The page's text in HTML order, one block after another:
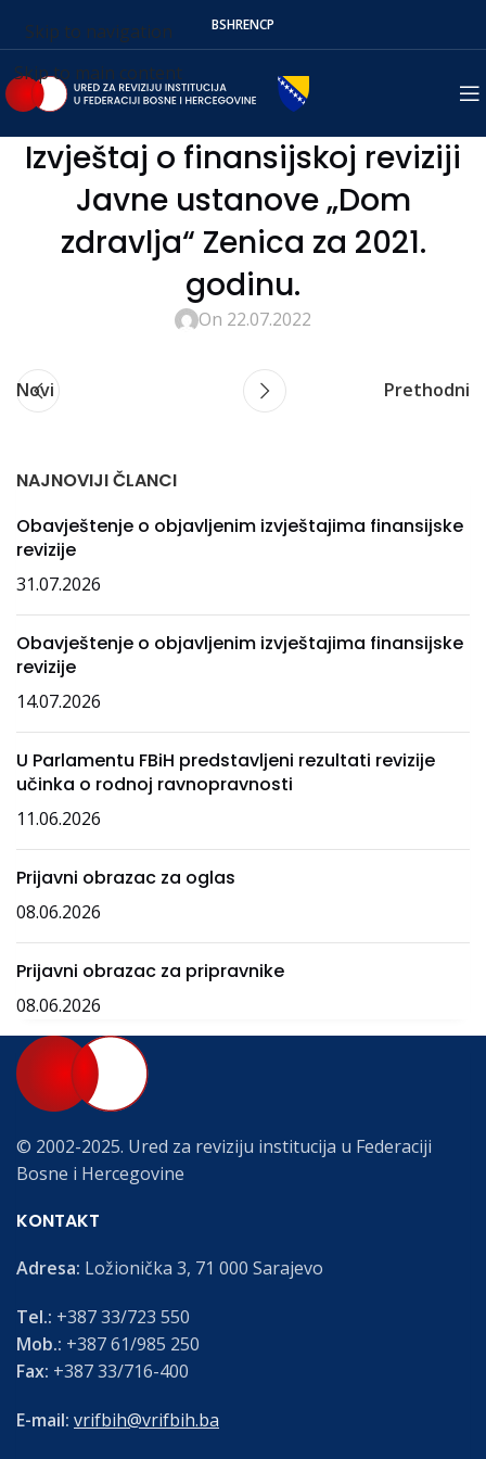
Skip to navigation
Skip to main content
BSHRENСР
Izvještaj o finansijskoj reviziji
Javne ustanove „Dom
zdravlja“ Zenica za 2021.
godinu.
On 22.07.2022
Novi Prethodni
NAJNOVIJI ČLANCI
Obavještenje o objavljenim izvještajima finansijske
revizije
31.07.2026
Obavještenje o objavljenim izvještajima finansijske
revizije
14.07.2026
U Parlamentu FBiH predstavljeni rezultati revizije
učinka o rodnoj ravnopravnosti
11.06.2026
Prijavni obrazac za oglas
08.06.2026
Prijavni obrazac za pripravnike
08.06.2026
© 2002-2025. Ured za reviziju institucija u Federaciji
Bosne i Hercegovine
KONTAKT
Adresa: Ložionička 3, 71 000 Sarajevo
Tel.: +387 33/723 550
Mob.: +387 61/985 250
Fax: +387 33/716-400
E-mail: vrifbih@vrifbih.ba